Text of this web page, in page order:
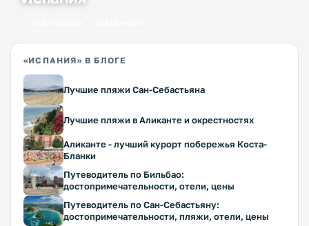
«ИСПАНИЯ» В БЛОГЕ
Лучшие пляжи Сан-Себастьяна
Лучшие пляжи в Аликанте и окрестностях
Аликанте - лучший курорт побережья Коста-
Бланки
Путеводитель по Бильбао:
достопримечательности, отели, цены
Путеводитель по Сан-Себастьяну:
достопримечательности, пляжи, отели, цены